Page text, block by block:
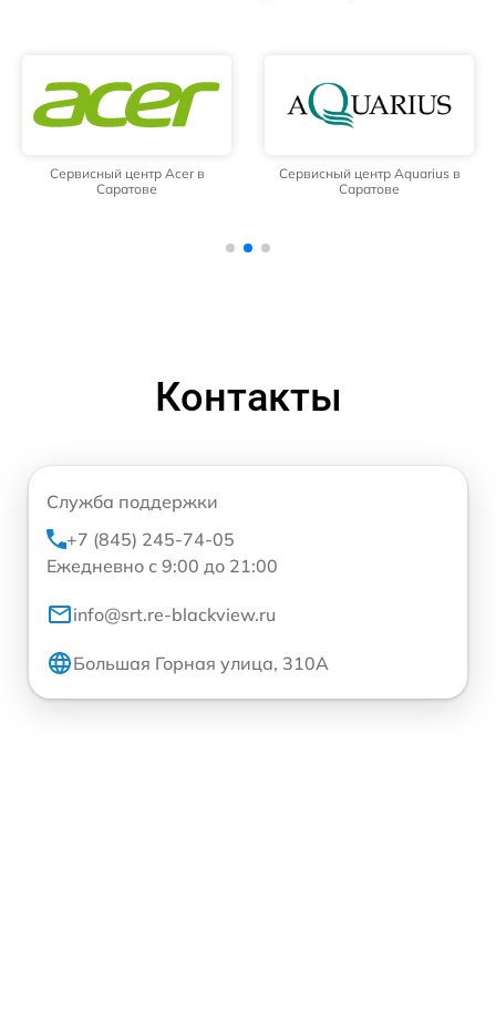
Сервисный центр Acer в
Саратове
Сервисный центр Aquarius в
Саратове
Контакты
Служба поддержки
+7 (845) 245-74-05
Ежедневно с 9:00 до 21:00
info@srt.re-blackview.ru
Большая Горная улица, 310А